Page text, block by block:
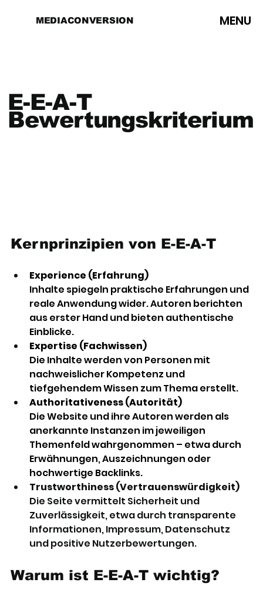
MEDIACONVERSION MENU
Kernprinzipien von E-E-A-T
Experience (Erfahrung)
Inhalte spiegeln praktische Erfahrungen und
reale Anwendung wider. Autoren berichten
aus erster Hand und bieten authentische
Einblicke.
Expertise (Fachwissen)
Die Inhalte werden von Personen mit
nachweislicher Kompetenz und
tiefgehendem Wissen zum Thema erstellt.
Authoritativeness (Autorität)
Die Website und ihre Autoren werden als
anerkannte Instanzen im jeweiligen
Themenfeld wahrgenommen – etwa durch
Erwähnungen, Auszeichnungen oder
hochwertige Backlinks.
Trustworthiness (Vertrauenswürdigkeit)
Die Seite vermittelt Sicherheit und
Zuverlässigkeit, etwa durch transparente
Informationen, Impressum, Datenschutz
und positive Nutzerbewertungen.
Warum ist E-E-A-T wichtig?
E-E-A-T
Bewertungskriterium